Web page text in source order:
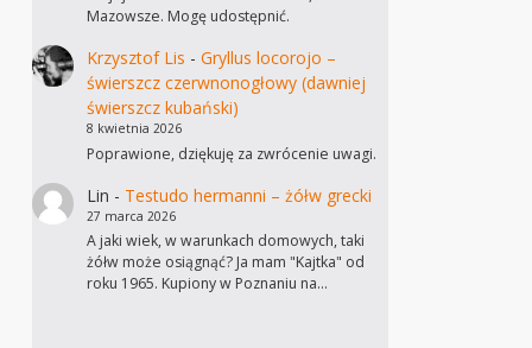
Mazowsze. Mogę udostępnić.
Krzysztof Lis - Gryllus locorojo –
świerszcz czerwnonogłowy (dawniej
świerszcz kubański)
8 kwietnia 2026
Poprawione, dziękuję za zwrócenie uwagi.
Lin - Testudo hermanni – żółw grecki
27 marca 2026
A jaki wiek, w warunkach domowych, taki
żółw może osiągnąć? Ja mam "Kajtka" od
roku 1965. Kupiony w Poznaniu na…